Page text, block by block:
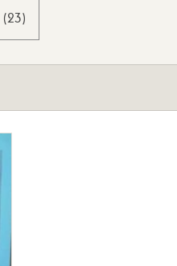
(23)